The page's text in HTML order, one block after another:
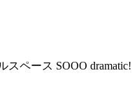
スペース SOOO dramatic!